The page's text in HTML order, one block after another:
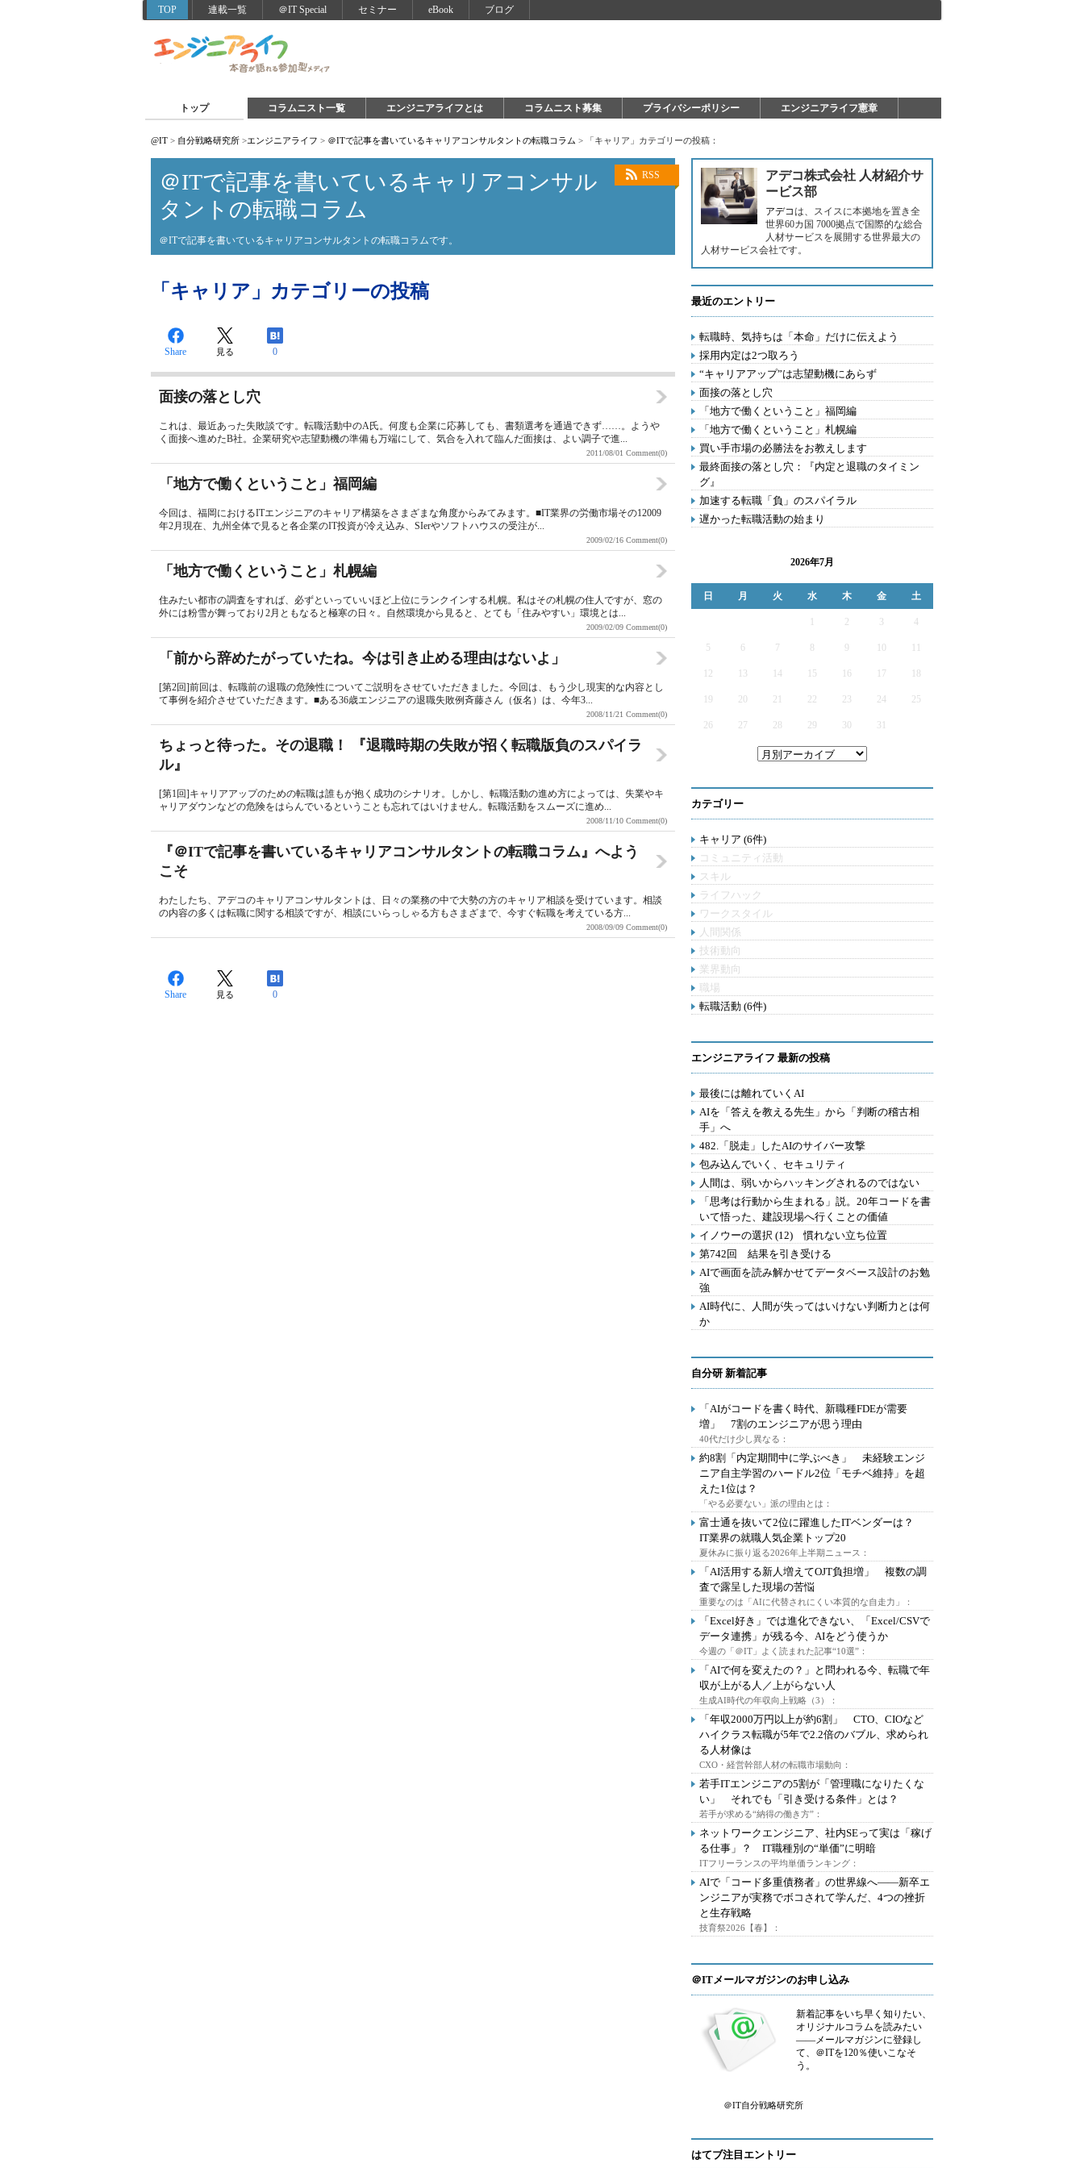
TOP 連載一覧 ＠IT Special セミナー eBook ブログ
トップ コラムニスト一覧 エンジニアライフとは コラムニスト募集 プライバシーポリシー エンジニアライフ憲章
@IT > 自分戦略研究所 >エンジニアライフ > ＠ITで記事を書いているキャリアコンサルタントの転職コラム > 「キャリア」カテゴリーの投稿：
RSS
＠ITで記事を書いているキャリアコンサル
タントの転職コラム
＠ITで記事を書いているキャリアコンサルタントの転職コラムです。
「キャリア」カテゴリーの投稿
Share 見る 0
面接の落とし穴
これは、最近あった失敗談です。転職活動中のA氏。何度も企業に応募しても、書類選考を通過できず……。ようや
く面接へ進めたB社。企業研究や志望動機の準備も万端にして、気合を入れて臨んだ面接は、よい調子で進...
2011/08/01 Comment(0)
「地方で働くということ」福岡編
今回は、福岡におけるITエンジニアのキャリア構築をさまざまな角度からみてみます。■IT業界の労働市場その12009
年2月現在、九州全体で見ると各企業のIT投資が冷え込み、SIerやソフトハウスの受注が...
2009/02/16 Comment(0)
「地方で働くということ」札幌編
住みたい都市の調査をすれば、必ずといっていいほど上位にランクインする札幌。私はその札幌の住人ですが、窓の
外には粉雪が舞っており2月ともなると極寒の日々。自然環境から見ると、とても「住みやすい」環境とは...
2009/02/09 Comment(0)
「前から辞めたがっていたね。今は引き止める理由はないよ」
[第2回]前回は、転職前の退職の危険性についてご説明をさせていただきました。今回は、もう少し現実的な内容とし
て事例を紹介させていただきます。■ある36歳エンジニアの退職失敗例斉藤さん（仮名）は、今年3...
2008/11/21 Comment(0)
ちょっと待った。その退職！ 『退職時期の失敗が招く転職版負のスパイラ
ル』
[第1回]キャリアアップのための転職は誰もが抱く成功のシナリオ。しかし、転職活動の進め方によっては、失業やキ
ャリアダウンなどの危険をはらんでいるということも忘れてはいけません。転職活動をスムーズに進め...
2008/11/10 Comment(0)
『＠ITで記事を書いているキャリアコンサルタントの転職コラム』へよう
こそ
わたしたち、アデコのキャリアコンサルタントは、日々の業務の中で大勢の方のキャリア相談を受けています。相談
の内容の多くは転職に関する相談ですが、相談にいらっしゃる方もさまざまで、今すぐ転職を考えている方...
2008/09/09 Comment(0)
Share 見る 0
アデコ株式会社 人材紹介サ
ービス部
アデコは、スイスに本拠地を置き全
世界60カ国 7000拠点で国際的な総合
人材サービスを展開する世界最大の
人材サービス会社です。
最近のエントリー
転職時、気持ちは「本命」だけに伝えよう
採用内定は2つ取ろう
“キャリアアップ”は志望動機にあらず
面接の落とし穴
「地方で働くということ」福岡編
「地方で働くということ」札幌編
買い手市場の必勝法をお教えします
最終面接の落とし穴：『内定と退職のタイミン
グ』
加速する転職「負」のスパイラル
遅かった転職活動の始まり
2026年7月
日 月 火 水 木 金 土
2 3 4
5 6 7 9
12 13 14 15 16 17
19 20 21 22 23 24 25
26 27 28 29 30 31
カテゴリー
キャリア (6件)
コミュニティ活動
スキル
ライフハック
ワークスタイル
人間関係
技術動向
業界動向
職場
転職活動 (6件)
エンジニアライフ 最新の投稿
最後には離れていくAI
AIを「答えを教える先生」から「判断の稽古相
手」へ
482.「脱走」したAIのサイバー攻撃
包み込んでいく、セキュリティ
人間は、弱いからハッキングされるのではない
「思考は行動から生まれる」説。20年コードを書
いて悟った、建設現場へ行くことの価値
イノウーの選択 (12) 慣れない立ち位置
第742回 結果を引き受ける
AIで画面を読み解かせてデータベース設計のお勉
強
AI時代に、人間が失ってはいけない判断力とは何
か
自分研 新着記事
「AIがコードを書く時代、新職種FDEが需要
増」 7割のエンジニアが思う理由
40代だけ少し異なる：
約8割「内定期間中に学ぶべき」 未経験エンジ
ニア自主学習のハードル2位「モチベ維持」を超
えた1位は？
「やる必要ない」派の理由とは：
富士通を抜いて2位に躍進したITベンダーは？
IT業界の就職人気企業トップ20
夏休みに振り返る2026年上半期ニュース：
「AI活用する新人増えてOJT負担増」 複数の調
査で露呈した現場の苦悩
重要なのは「AIに代替されにくい本質的な自走力」：
「Excel好き」では進化できない、「Excel/CSVで
データ連携」が残る今、AIをどう使うか
今週の「＠IT」よく読まれた記事“10選”：
「AIで何を変えたの？」と問われる今、転職で年
収が上がる人／上がらない人
生成AI時代の年収向上戦略（3）：
「年収2000万円以上が約6割」 CTO、CIOなど
ハイクラス転職が5年で2.2倍のバブル、求められ
る人材像は
CXO・経営幹部人材の転職市場動向：
若手ITエンジニアの5割が「管理職になりたくな
い」 それでも「引き受ける条件」とは？
若手が求める“納得の働き方”：
ネットワークエンジニア、社内SEって実は「稼げ
る仕事」？ IT職種別の“単価”に明暗
ITフリーランスの平均単価ランキング：
AIで「コード多重債務者」の世界線へ――新卒エ
ンジニアが実務でボコされて学んだ、4つの挫折
と生存戦略
技育祭2026【春】：
＠ITメールマガジンのお申し込み
新着記事をいち早く知りたい、
オリジナルコラムを読みたい
――メールマガジンに登録し
て、＠ITを120％使いこなそ
う。
＠IT自分戦略研究所
はてブ注目エントリー